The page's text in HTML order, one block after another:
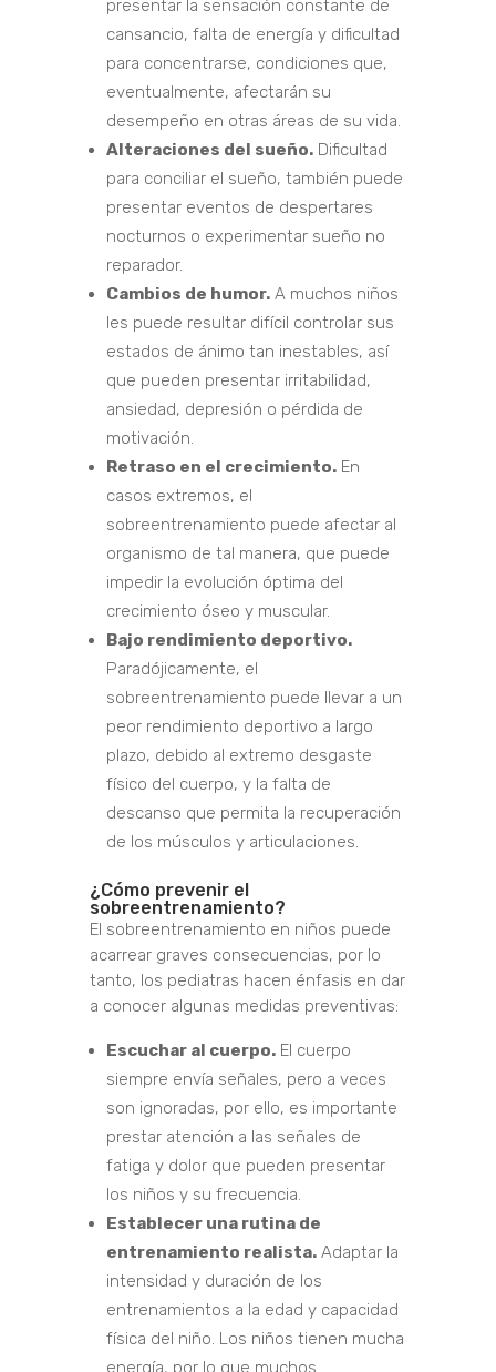
presentar la sensación constante de
cansancio, falta de energía y dificultad
para concentrarse, condiciones que,
eventualmente, afectarán su
desempeño en otras áreas de su vida.
Alteraciones del sueño.Dificultad
para conciliar el sueño, también puede
presentar eventos de despertares
nocturnos o experimentar sueño no
reparador.
Cambios de humor.A muchos niños
les puede resultar difícil controlar sus
estados de ánimo tan inestables, así
que pueden presentar irritabilidad,
ansiedad, depresión o pérdida de
motivación.
Retraso en el crecimiento.En
casos extremos, el
sobreentrenamiento puede afectar al
organismo de tal manera, que puede
impedir la evolución óptima del
crecimiento óseo y muscular.
Bajo rendimiento deportivo.
Paradójicamente, el
sobreentrenamiento puede llevar a un
peor rendimiento deportivo a largo
plazo, debido al extremo desgaste
físico del cuerpo, y la falta de
descanso que permita la recuperación
de los músculos y articulaciones.
¿Cómo prevenir el
sobreentrenamiento?
El sobreentrenamiento en niños puede
acarrear graves consecuencias, por lo
tanto, los pediatras hacen énfasis en dar
a conocer algunas medidas preventivas:
Escuchar al cuerpo.El cuerpo
siempre envía señales, pero a veces
son ignoradas, por ello, es importante
prestar atención a las señales de
fatiga y dolor que pueden presentar
los niños y su frecuencia.
Establecer una rutina de
entrenamiento realista.Adaptar la
intensidad y duración de los
entrenamientos a la edad y capacidad
física del niño. Los niños tienen mucha
energía, por lo que muchos